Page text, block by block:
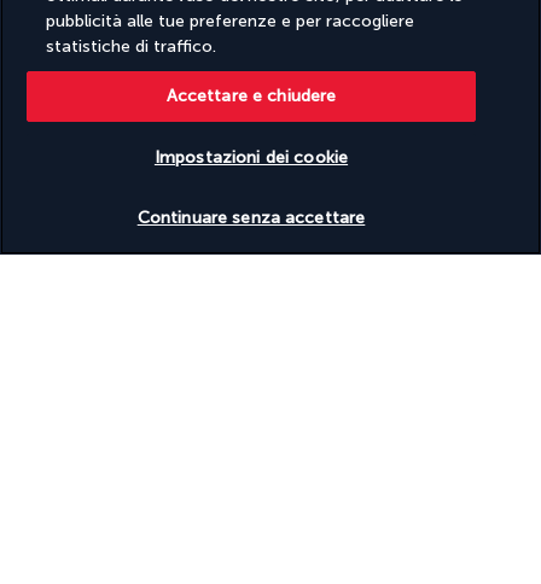
Turkish Airlines Holidays
In base a949recensioni
pubblicità alle tue preferenze e per raccogliere
statistiche di traffico.
Impostazioni dei cookie
Continuare senza accettare
Accettare e chiudere